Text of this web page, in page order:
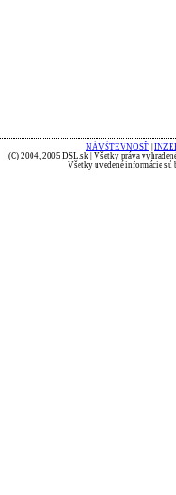
NÁVŠTEVNOSŤ
(C) 2004, 2005 DSL.sk | Všetky práva
Všetky uvedené informácie sú